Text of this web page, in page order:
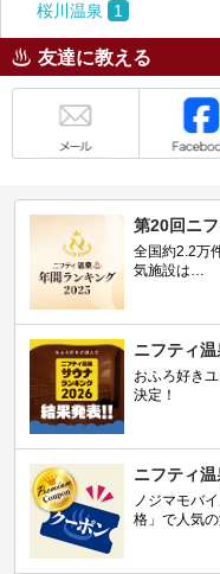
桜川温泉 1
友達に教える
第20回ニ
全国約2.2万
気施設は…
ニフティ
おふろ好き
決定！
ニフティ
ノジマモバ
格」で人気